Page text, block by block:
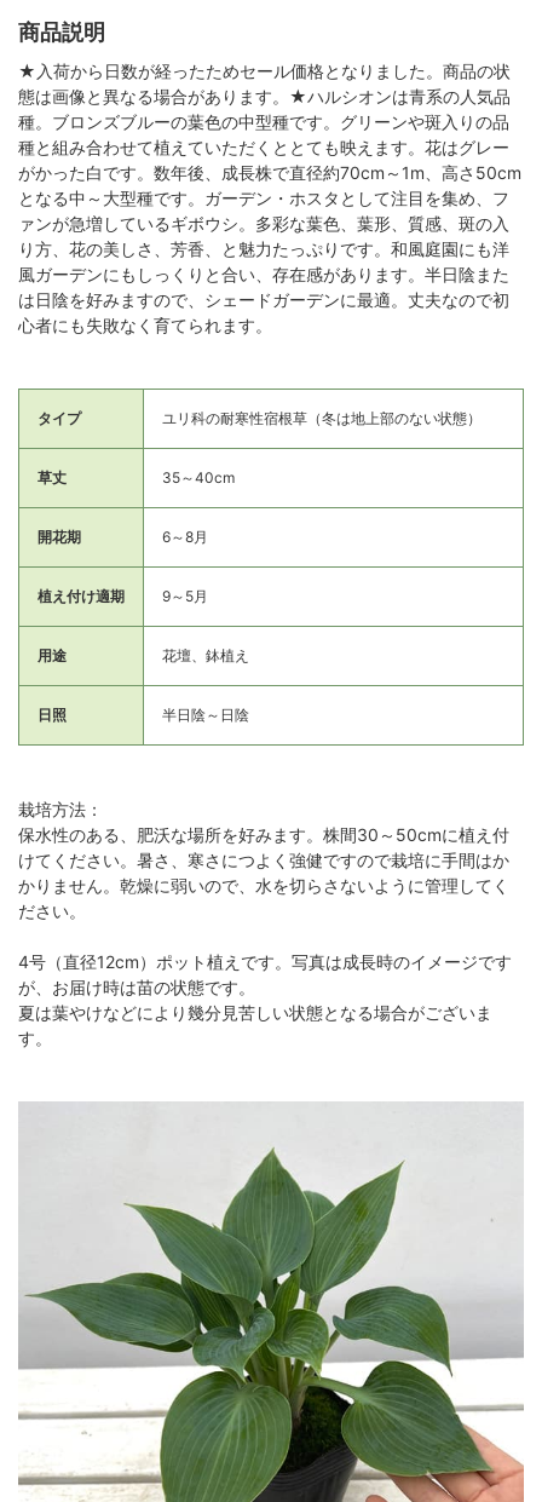
商品説明
★入荷から日数が経ったためセール価格となりました。商品の状
態は画像と異なる場合があります。★ハルシオンは青系の人気品
種。ブロンズブルーの葉色の中型種です。グリーンや斑入りの品
種と組み合わせて植えていただくととても映えます。花はグレー
がかった白です。数年後、成長株で直径約70cm～1m、高さ50cm
となる中～大型種です。ガーデン・ホスタとして注目を集め、フ
ァンが急増しているギボウシ。多彩な葉色、葉形、質感、斑の入
り方、花の美しさ、芳香、と魅力たっぷりです。和風庭園にも洋
風ガーデンにもしっくりと合い、存在感があります。半日陰また
は日陰を好みますので、シェードガーデンに最適。丈夫なので初
心者にも失敗なく育てられます。
タイプ ユリ科の耐寒性宿根草（冬は地上部のない状態）
草丈 35～40cm
開花期 6～8月
植え付け適期 9～5月
用途 花壇、鉢植え
日照 半日陰～日陰
栽培方法：
保水性のある、肥沃な場所を好みます。株間30～50cmに植え付
けてください。暑さ、寒さにつよく強健ですので栽培に手間はか
かりません。乾燥に弱いので、水を切らさないように管理してく
ださい。
4号（直径12cm）ポット植えです。写真は成長時のイメージです
が、お届け時は苗の状態です。
夏は葉やけなどにより幾分見苦しい状態となる場合がございま
す。